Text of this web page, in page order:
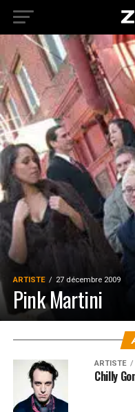
ARTISTE 27 décembre 2009
Pink Martini
ARTISTE
Chilly